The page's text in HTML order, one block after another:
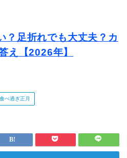
？足折れでも大丈夫？カ
え【2026年】
べ過ぎ正月